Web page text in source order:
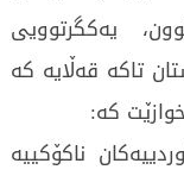
یەکگرتوویی
تاکە قەڵایە کە
کە:
ناکۆکییە